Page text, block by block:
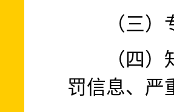
（三）专
（四）知
罚信息、严